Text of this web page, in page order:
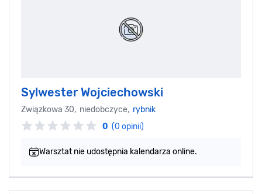
Sylwester Wojciechowski
Związkowa 30, niedobczyce, rybnik
0 (0 opinii)
Warsztat nie udostępnia kalendarza online.